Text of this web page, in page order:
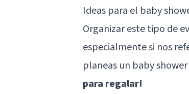
Ideas para el baby
Organizar este tipo de
especialmente si nos
planeas un baby
para regalar!